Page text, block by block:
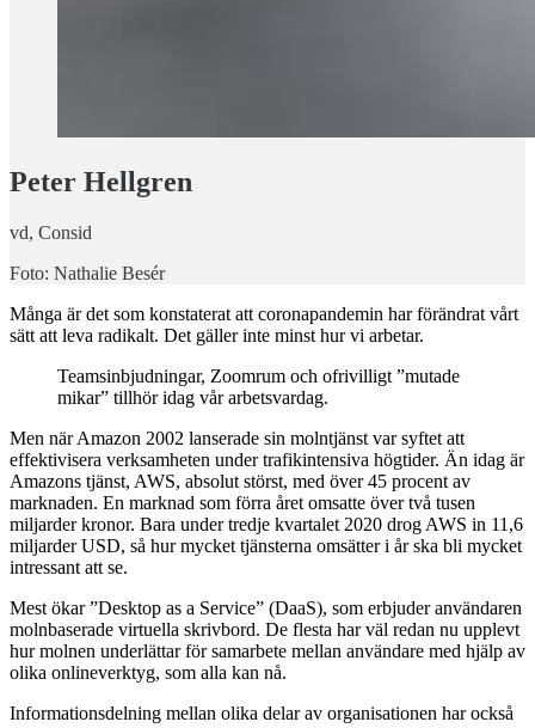
Peter Hellgren
vd, Consid
Foto: Nathalie Besér
Många är det som konstaterat att coronapandemin har förändrat vårt
sätt att leva radikalt. Det gäller inte minst hur vi arbetar.
Teamsinbjudningar, Zoomrum och ofrivilligt ”mutade
mikar” tillhör idag vår arbetsvardag.
Men när Amazon 2002 lanserade sin molntjänst var syftet att
effektivisera verksamheten under trafikintensiva högtider. Än idag är
Amazons tjänst, AWS, absolut störst, med över 45 procent av
marknaden. En marknad som förra året omsatte över två tusen
miljarder kronor. Bara under tredje kvartalet 2020 drog AWS in 11,6
miljarder USD, så hur mycket tjänsterna omsätter i år ska bli mycket
intressant att se.
Mest ökar ”Desktop as a Service” (DaaS), som erbjuder användaren
molnbaserade virtuella skrivbord. De flesta har väl redan nu upplevt
hur molnen underlättar för samarbete mellan användare med hjälp av
olika onlineverktyg, som alla kan nå.
Informationsdelning mellan olika delar av organisationen har också